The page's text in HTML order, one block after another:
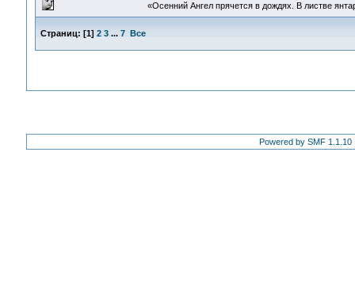
«Осенний Ангел прячется в дождях. В листве
Страниц: [1] 2 3 ... 7 Все
Powered by SMF 1.1.10